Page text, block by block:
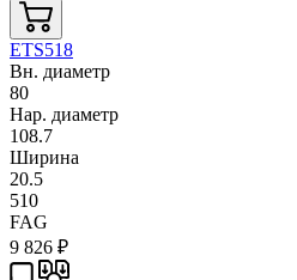
ETS518
Вн. диаметр
80
Нар. диаметр
108.7
Ширина
20.5
510
FAG
9 826 ₽